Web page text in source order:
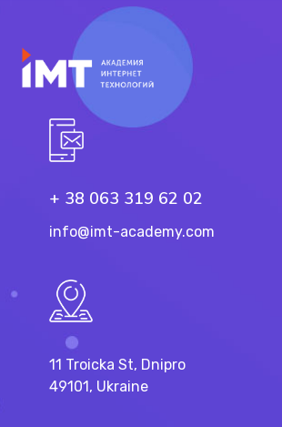
+ 38 063 319 62 02
info@imt-academy.com
11 Troicka St, Dnipro
49101, Ukraine